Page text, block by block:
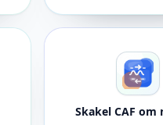
Skakel CAF om